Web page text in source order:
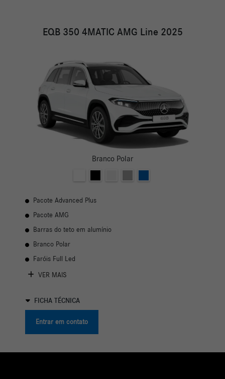
EQB 350 4MATIC AMG Line 2025
Branco Polar
Pacote Advanced Plus
Pacote AMG
Barras do teto em alumínio
Branco Polar
Faróis Full Led
VER MAIS
FICHA TÉCNICA
Entrar em contato